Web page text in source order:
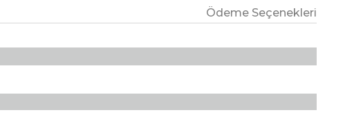
Ödeme Seçenekleri